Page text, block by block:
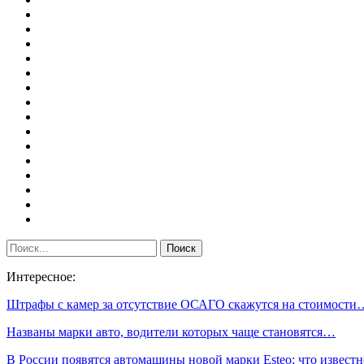
Интересное:
Штрафы с камер за отсутствие ОСАГО скажутся на
Названы марки авто, водители которых чаще становятся…
В России появятся автомашины новой марки Esteo: что